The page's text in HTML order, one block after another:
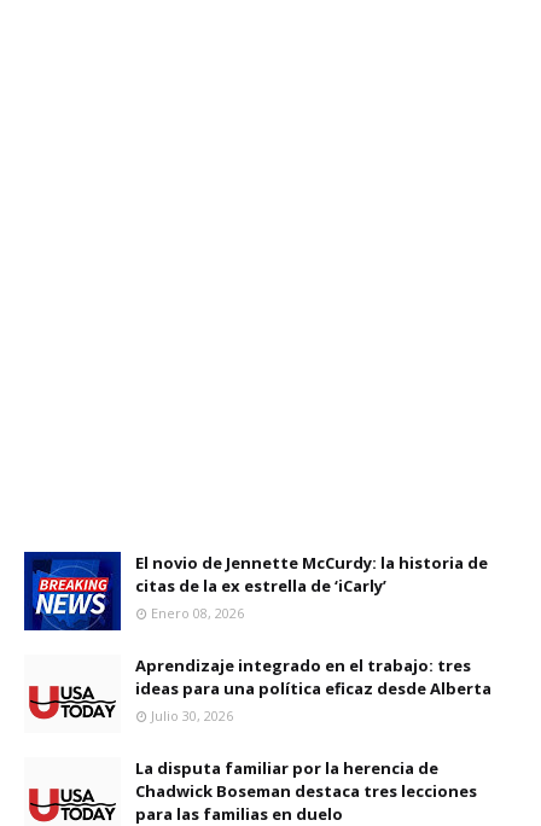
El novio de Jennette McCurdy: la historia de
citas de la ex estrella de ‘iCarly’
Enero 08, 2026
Aprendizaje integrado en el trabajo: tres
ideas para una política eficaz desde Alberta
Julio 30, 2026
La disputa familiar por la herencia de
Chadwick Boseman destaca tres lecciones
para las familias en duelo